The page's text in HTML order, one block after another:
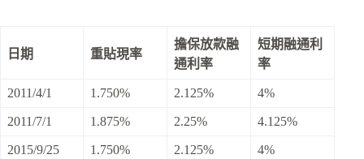
日期 重貼現率
擔保放款融
通利率
短期融通利
率
2011/4/1 1.750% 2.125% 4%
2011/7/1 1.875% 2.25% 4.125%
2015/9/25 1.750% 2.125% 4%